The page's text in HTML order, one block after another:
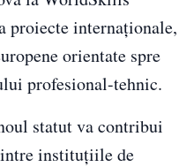
proiecte internaționale,
orientate spre
profesional-tehnic.
statut va contribui
instituțiile de